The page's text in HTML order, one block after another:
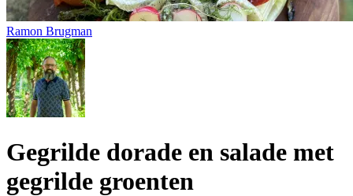
Ramon Brugman
Gegrilde dorade en salade met
gegrilde groenten